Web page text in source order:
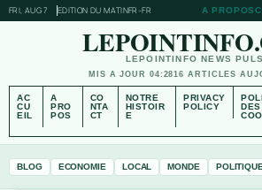
FRI, AUG 7 EDITION DU MATINFR-FR A PROPOS
LEPOINTINFO NEWS
MIS A JOUR 04:2816 ARTICLES
AC
CU
EIL
A
PRO
POS
CO
NTA
CT
NOTRE
HISTOIR
E
PRIVACY
POLICY
DES
BLOG ECONOMIE LOCAL MONDE POLITIQUE